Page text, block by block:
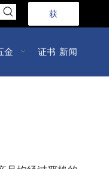
获
报
金 证书 新闻